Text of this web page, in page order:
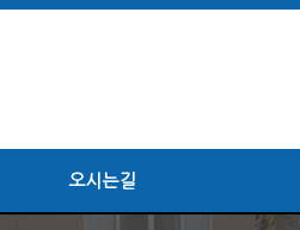
오시는길